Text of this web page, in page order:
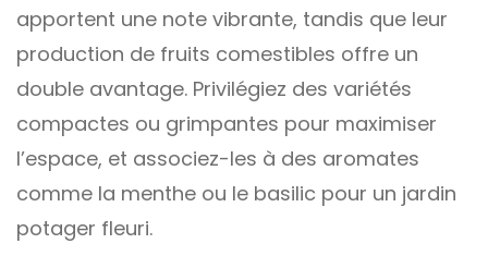
apportent une note vibrante, tandis que leur
production de fruits comestibles offre un
double avantage. Privilégiez des variétés
compactes ou grimpantes pour maximiser
l’espace, et associez-les à des aromates
comme la menthe ou le basilic pour un jardin
potager fleuri.